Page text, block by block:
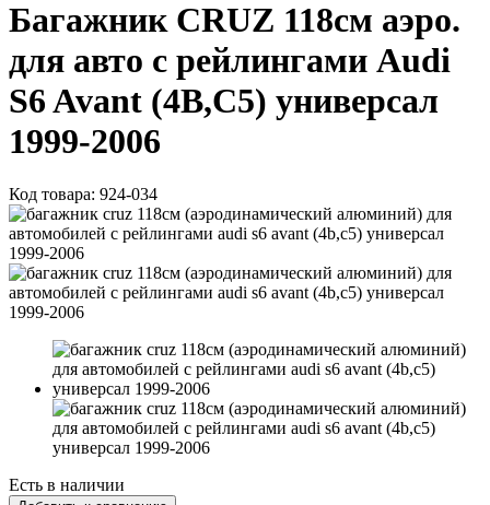
Багажник CRUZ 118см аэро.
для авто с рейлингами Audi
S6 Avant (4B,C5) универсал
1999-2006
Код товара: 924-034
Есть в наличии